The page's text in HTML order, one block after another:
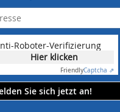
Roboter-Verifizierung
Hier klicken
FriendlyCaptcha ⇗
Sie sich jetzt an!